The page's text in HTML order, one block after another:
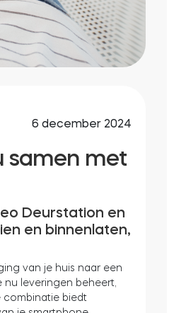
6 december 2024
samen met
Deurstation en
en binnenlaten,
van je huis naar een
leveringen beheert,
combinatie biedt